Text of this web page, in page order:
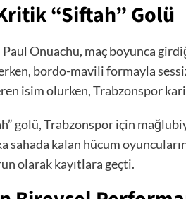
“Siftah” Golü
Paul Onuachu, maç boyunca
bordo-mavili formayla
isim olurken, Trabzonspor
golü, Trabzonspor için
sahada kalan hücum
olarak kayıtlara geçti.